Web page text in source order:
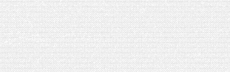
[VIDÉO] LA SÉLECTION DU MOIS
#JANVIER2024
[VIDÉO] HELLOFRESH #34 : IDÉES
RECETTES RISOTTO